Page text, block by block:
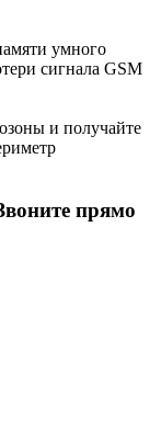
умного
сигнала GSM
и получайте
прямо